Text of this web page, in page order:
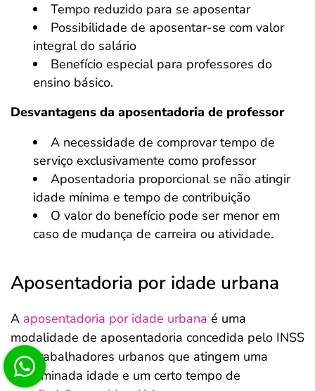
Tempo reduzido para se aposentar
Possibilidade de aposentar-se com valor
integral do salário
Benefício especial para professores do
ensino básico.
Desvantagens da aposentadoria de professor
A necessidade de comprovar tempo de
serviço exclusivamente como professor
Aposentadoria proporcional se não atingir
idade mínima e tempo de contribuição
O valor do benefício pode ser menor em
caso de mudança de carreira ou atividade.
Aposentadoria por idade urbana
A aposentadoria por idade urbana é uma
modalidade de aposentadoria concedida pelo INSS
aos trabalhadores urbanos que atingem uma
determinada idade e um certo tempo de